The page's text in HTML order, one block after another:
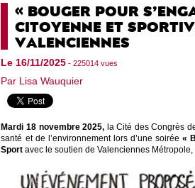
« BOUGER POUR
CITOYENNE ET
VALENCIENNES
Le 16/11/2025 - 225014 vues
Par Lisa Wauquier
Mardi 18 novembre 2025, la Cité des Congrès
santé et de l’environnement lors d’une soirée «
Sport avec le soutien de Valenciennes